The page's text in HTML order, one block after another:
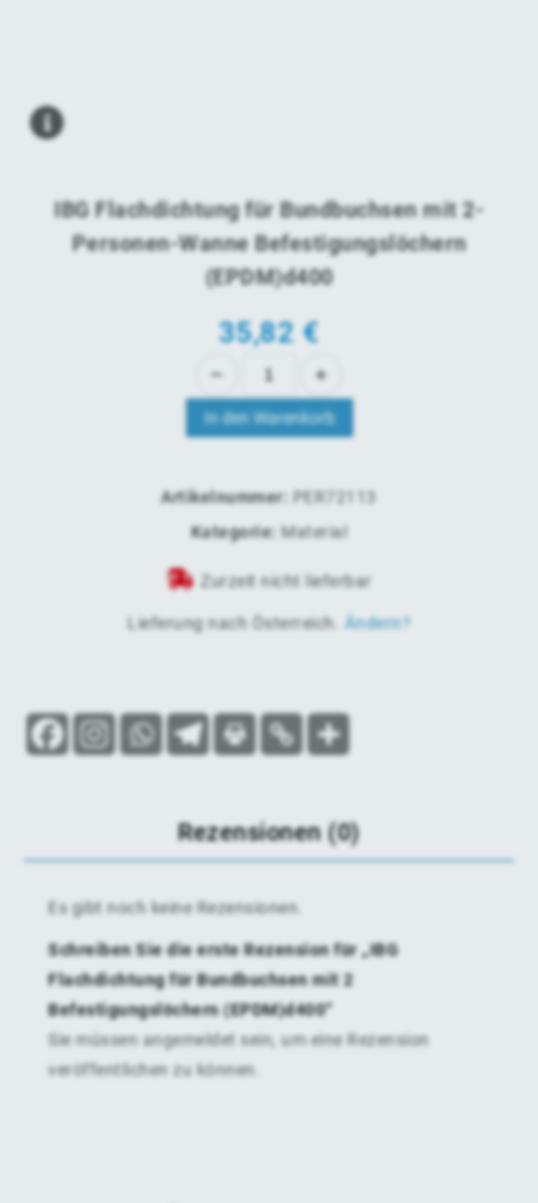
IBG Flachdichtung für Bundbuchsen mit 2-
Personen-Wanne Befestigungslöchern
(EPDM)d400
35,82 €
In den Warenkorb
Artikelnummer:
PER72113
Kategorie: Material
Zurzeit nicht lieferbar
Lieferung nach Österreich Ändern?
Rezensionen (0)
Es gibt noch keine Rezensionen.
Schreiben Sie die erste Rezension für „IBG
Flachdichtung für Bundbuchsen mit 2
Befestigungslöchern (EPDM)d400“
Sie müssen angemeldet sein, um eine Rezension
veröffentlichen zu können.